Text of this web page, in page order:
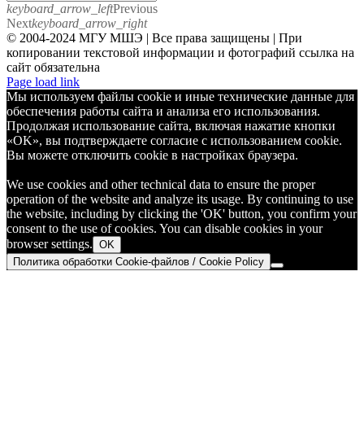
keyboard_arrow_leftPrevious
Nextkeyboard_arrow_right
© 2004-2024 МГУ МШЭ | Все права защищены | При
копировании текстовой информации и фотографий ссылка на
сайт обязательна
Telegram
Page load link
Мы используем файлы cookie и иные технические данные для
обеспечения работы сайта и анализа его использования.
Продолжая использование сайта, включая нажатие кнопки
«OK», вы подтверждаете согласие с использованием cookie.
Вы можете отключить cookie в настройках браузера.
We use cookies and other technical data to ensure the proper
operation of the website and analyze its usage. By continuing to use
the website, including by clicking the 'OK' button, you confirm your
consent to the use of cookies. You can disable cookies in your
browser settings. OK
Политика обработки Cookie-файлов / Cookie Policy